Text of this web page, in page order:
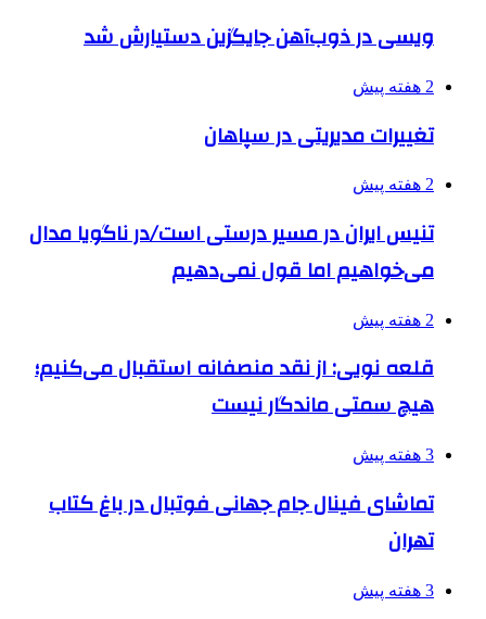
ویسی در ذوب‌آهن جایگزین دستیارش شد
2 هفته پیش
تغییرات مدیریتی در سپاهان
2 هفته پیش
تنیس ایران در مسیر درستی است/در ناگویا مدال
می‌خواهیم اما قول نمی‌دهیم
2 هفته پیش
قلعه نویی: از نقد منصفانه استقبال می‌کنیم؛
هیچ سمتی ماندگار نیست
3 هفته پیش
تماشای فینال جام جهانی فوتبال در باغ کتاب
تهران
3 هفته پیش